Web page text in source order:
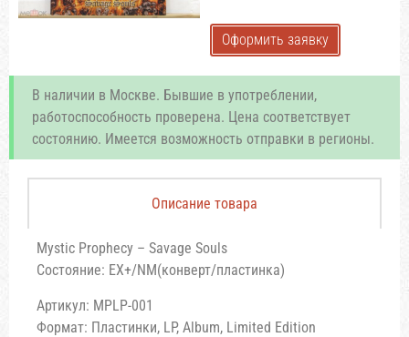
Оформить заявку
В наличии в Москве. Бывшие в употреблении,
работоспособность проверена. Цена соответствует
состоянию. Имеется возможность отправки в регионы.
Описание товара
Mystic Prophecy – Savage Souls
Состояние: EX+/NM(конверт/пластинка)
Артикул: MPLP-001
Формат: Пластинки, LP, Album, Limited Edition